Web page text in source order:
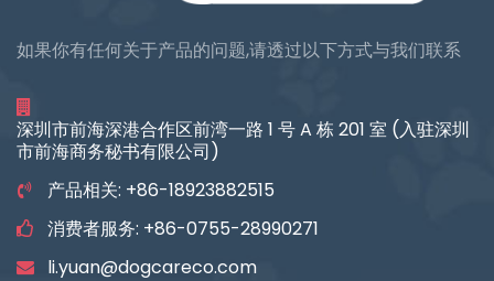
如果你有任何关于产品的问题,请透过以下方式与我们联系
深圳市前海深港合作区前湾一路 1 号 A 栋 201 室 (入驻深圳
市前海商务秘书有限公司)
产品相关: +86-18923882515
消费者服务: +86-0755-28990271
li.yuan@dogcareco.com